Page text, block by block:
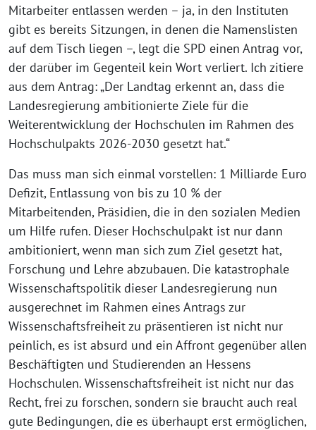
Mitarbeiter entlassen werden – ja, in den Instituten
gibt es bereits Sitzungen, in denen die Namenslisten
auf dem Tisch liegen –, legt die SPD einen Antrag vor,
der darüber im Gegenteil kein Wort verliert. Ich zitiere
aus dem Antrag: „Der Landtag erkennt an, dass die
Landesregierung ambitionierte Ziele für die
Weiterentwicklung der Hochschulen im Rahmen des
Hochschulpakts 2026-2030 gesetzt hat.“
Das muss man sich einmal vorstellen: 1 Milliarde Euro
Defizit, Entlassung von bis zu 10 % der
Mitarbeitenden, Präsidien, die in den sozialen Medien
um Hilfe rufen. Dieser Hochschulpakt ist nur dann
ambitioniert, wenn man sich zum Ziel gesetzt hat,
Forschung und Lehre abzubauen. Die katastrophale
Wissenschaftspolitik dieser Landesregierung nun
ausgerechnet im Rahmen eines Antrags zur
Wissenschaftsfreiheit zu präsentieren ist nicht nur
peinlich, es ist absurd und ein Affront gegenüber allen
Beschäftigten und Studierenden an Hessens
Hochschulen. Wissenschaftsfreiheit ist nicht nur das
Recht, frei zu forschen, sondern sie braucht auch real
gute Bedingungen, die es überhaupt erst ermöglichen,